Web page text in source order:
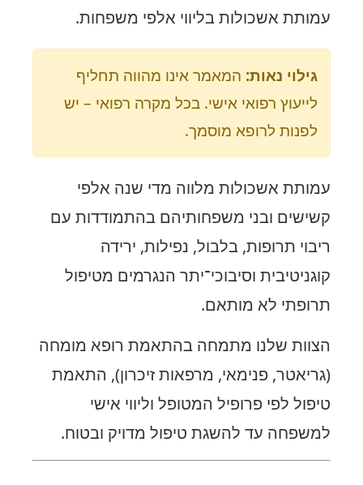
עמותת אשכולות בליווי אלפי משפחות.
גילוי נאות: המאמר אינו מהווה תחליף
לייעוץ רפואי אישי. בכל מקרה רפואי – יש
לפנות לרופא מוסמך.
עמותת אשכולות מלווה מדי שנה אלפי
קשישים ובני משפחותיהם בהתמודדות עם
ריבוי תרופות, בלבול, נפילות, ירידה
קוגניטיבית וסיבוכי־יתר הנגרמים מטיפול
תרופתי לא מותאם.
הצוות שלנו מתמחה בהתאמת רופא מומחה
(גריאטר, פנימאי, מרפאות זיכרון), התאמת
טיפול לפי פרופיל המטופל וליווי אישי
למשפחה עד להשגת טיפול מדויק ובטוח.